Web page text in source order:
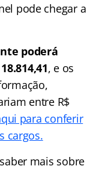
pode chegar a
poderá
, e os
entre R$
para conferir
cargos.
mais sobre